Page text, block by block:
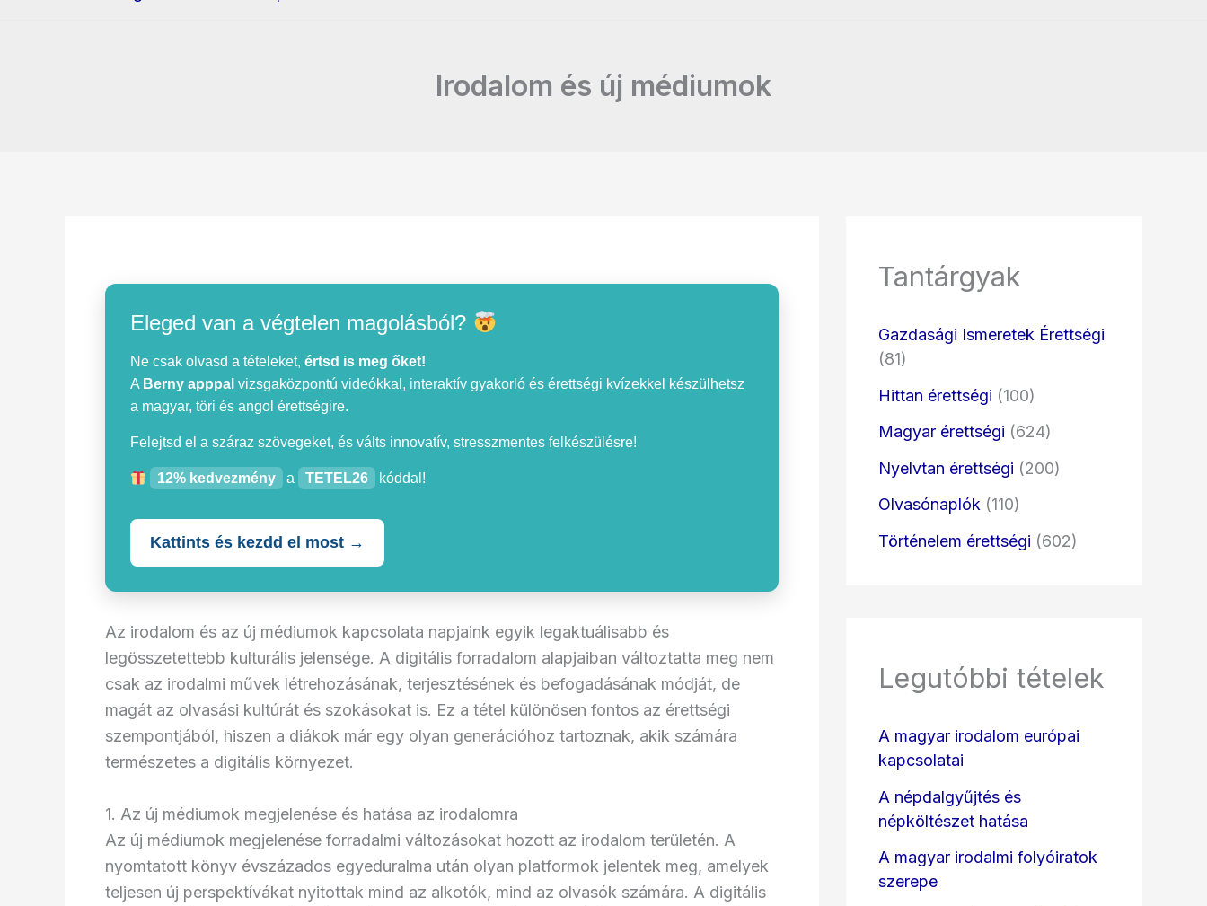
Irodalom és új médiumok
Eleged van a végtelen magolásból?
Ne csak olvasd a tételeket, értsd is meg őket!
A Berny apppal vizsgaközpontú videókkal, interaktív gyakorló és érettségi kvízekkel készülhetsz
a magyar, töri és angol érettségire.
Felejtsd el a száraz szövegeket, és válts innovatív, stresszmentes felkészülésre!
12% kedvezmény a TETEL26 kóddal!
Kattints és kezdd el most →
Az irodalom és az új médiumok kapcsolata napjaink egyik legaktuálisabb és
legösszetettebb kulturális jelensége. A digitális forradalom alapjaiban változtatta meg nem
csak az irodalmi művek létrehozásának, terjesztésének és befogadásának módját, de
magát az olvasási kultúrát és szokásokat is. Ez a tétel különösen fontos az érettségi
szempontjából, hiszen a diákok már egy olyan generációhoz tartoznak, akik számára
természetes a digitális környezet.
1. Az új médiumok megjelenése és hatása az irodalomra
Az új médiumok megjelenése forradalmi változásokat hozott az irodalom területén. A
nyomtatott könyv évszázados egyeduralma után olyan platformok jelentek meg, amelyek
teljesen új perspektívákat nyitottak mind az alkotók, mind az olvasók számára. A digitális
Tantárgyak
Gazdasági Ismeretek Érettségi
(81)
Hittan érettségi (100)
Magyar érettségi (624)
Nyelvtan érettségi (200)
Olvasónaplók (110)
Történelem érettségi (602)
Legutóbbi tételek
A magyar irodalom európai
kapcsolatai
A népdalgyűjtés és
népköltészet hatása
A magyar irodalmi folyóiratok
szerepe